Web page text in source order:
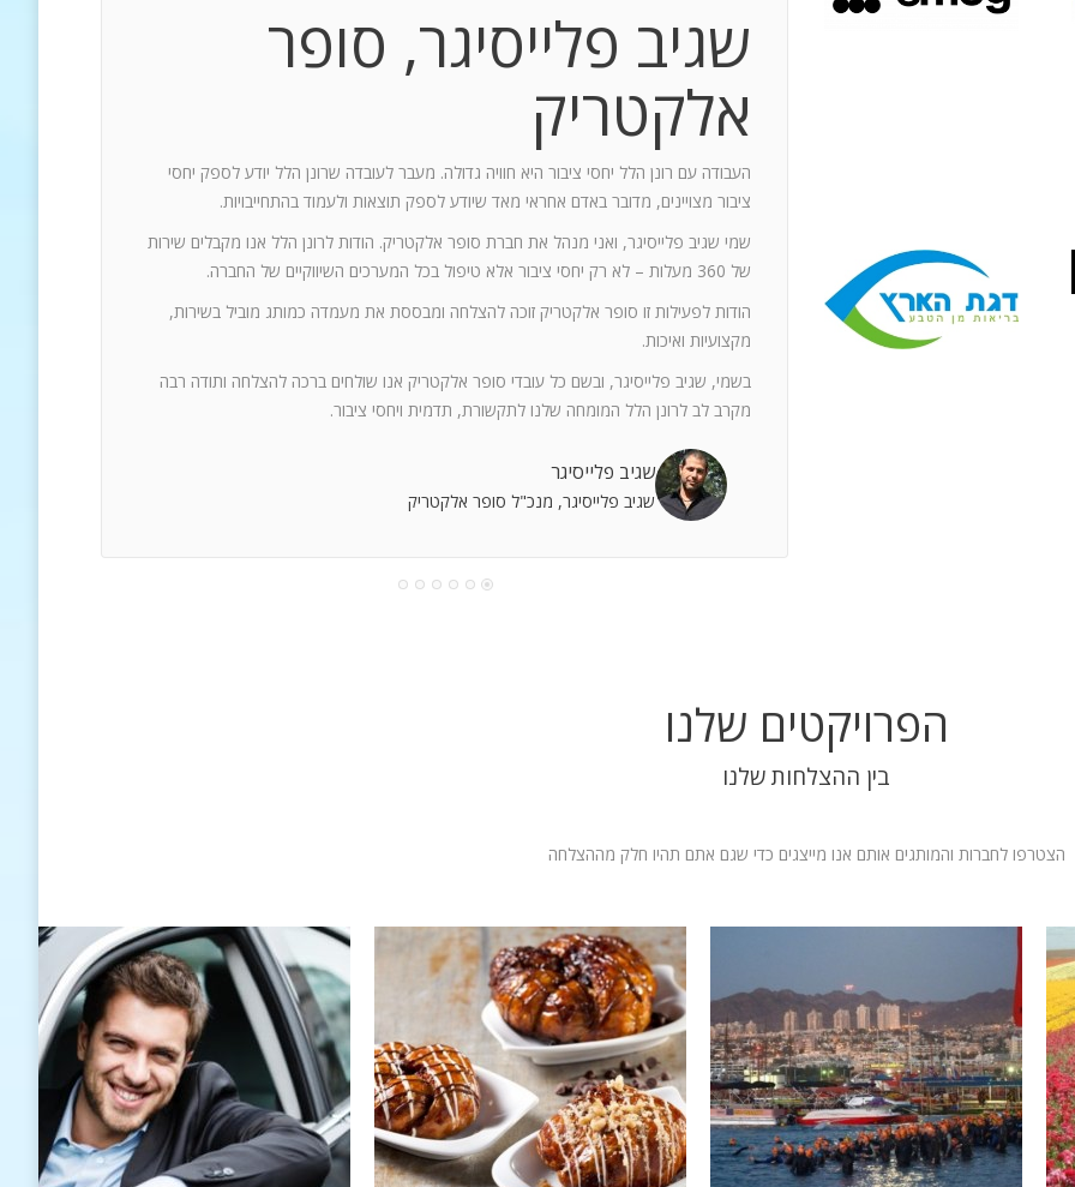
שגיב פלייסיגר, סופר
אלקטריק
העבודה עם רונן הלל יחסי ציבור היא חוויה גדולה. מעבר לעובדה שרונן הלל יודע לספק יחסי
ציבור מצויינים, מדובר באדם אחראי מאד שיודע לספק תוצאות ולעמוד בהתחייבויות.
שמי שגיב פלייסיגר, ואני מנהל את חברת סופר אלקטריק. הודות לרונן הלל אנו מקבלים שירות
של 360 מעלות – לא רק יחסי ציבור אלא טיפול בכל המערכים השיווקיים של החברה.
הודות לפעילות זו סופר אלקטריק זוכה להצלחה ומבססת את מעמדה כמותג מוביל בשירות,
מקצועיות ואיכות.
בשמי, שגיב פלייסיגר, ובשם כל עובדי סופר אלקטריק אנו שולחים ברכה להצלחה ותודה רבה
מקרב לב לרונן הלל המומחה שלנו לתקשורת, תדמית ויחסי ציבור.
שגיב פלייסיגר
שגיב פלייסיגר, מנכ"ל סופר אלקטריק
עבודה משותפת בת 10 שנים.
מספר תחנות: פארק מיני ישראל בלטרון,
, מדרבן ומייצר תקשורת יש
בך את היכולת להניע את כלל הצוות
חפץ ובקבועי זמן קצרים.
מימד פרסומי ומכיר את רזי הפעלתו. על אף
לצוות שלי ולי את התחושה, שרק אנו
שגורות בפיך. המאגר האנרגטי שלך בלתי
הפרויקטים שלנו
בין ההצלחות שלנו
הצטרפו לחברות והמותגים אותם אנו מייצגים כדי שגם אתם תהיו חלק מההצלחה